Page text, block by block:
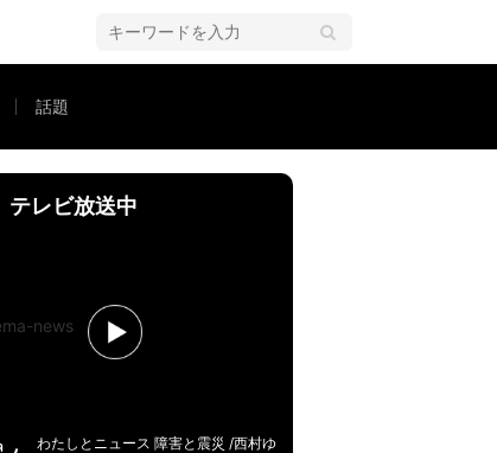
話題
識者が解説
テレビ放送中
わたしとニュース 障害と震災 /西村ゆ